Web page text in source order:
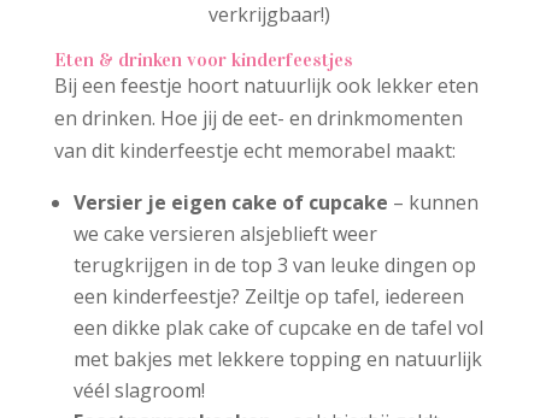
verkrijgbaar!)
Eten & drinken voor kinderfeestjes
Bij een feestje hoort natuurlijk ook lekker eten
en drinken. Hoe jij de eet- en drinkmomenten
van dit kinderfeestje echt memorabel maakt:
Versier je eigen cake of cupcake – kunnen
we cake versieren alsjeblieft weer
terugkrijgen in de top 3 van leuke dingen op
een kinderfeestje? Zeiltje op tafel, iedereen
een dikke plak cake of cupcake en de tafel vol
met bakjes met lekkere topping en natuurlijk
véél slagroom!